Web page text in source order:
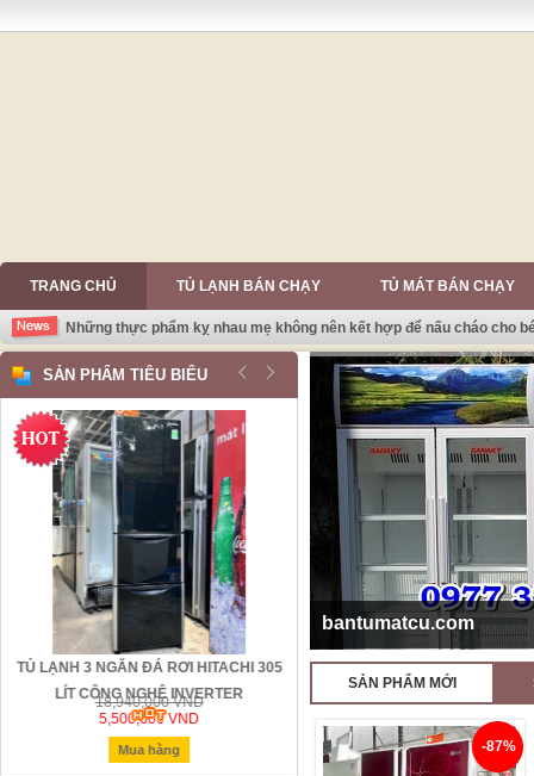
TRANG CHỦ TỦ LẠNH BÁN CHẠY TỦ MÁT BÁN CHẠY
Những thực phẩm kỵ nhau mẹ không nên kết hợp để nấu cháo cho
bantumatcu.com
SẢN PHẨM MỚI
-87%
SẢN PHẨM TIÊU BIỂU
TỦ LẠNH 3 NGĂN ĐÁ RƠI HITACHI 305
LÍT CÔNG NGHỆ INVERTER
18,940,000 VND
5,500,000 VND
Mua hàng
TỦ LẠNH 6 CÁNH HITACHI ĐÁ
17,000,000 VND
Mua hàng